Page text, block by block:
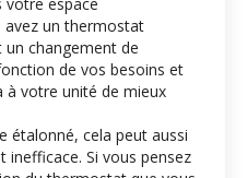
avez un thermostat
changement de
de vos besoins et
à votre unité de mieux
étalonné, cela peut aussi
Si vous pensez